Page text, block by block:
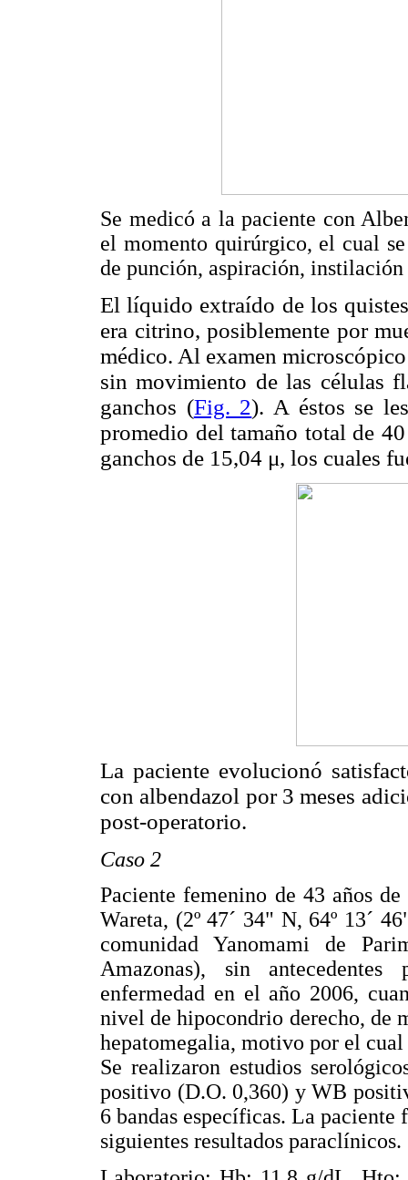
Se medicó a la paciente con
el momento quirúrgico, el cual
de punción, aspiración,
El líquido extraído de los
era citrino, posiblemente por
médico. Al examen
sin movimiento de las células
ganchos (Fig. 2). A éstos se
promedio del tamaño total de
ganchos de 15,04 μ, los cuales
La paciente evolucionó
con albendazol por 3meses
post-operatorio.
Caso 2
Paciente femenino de 43 años
Wareta, (2º 47´ 34" N, 64º 13´
comunidad Yanomami de
Amazonas), sin
enfermedad en el año 2006,
nivel de hipocondrio derecho, de
hepatomegalia, motivo por el
Se realizaron estudios
positivo (D.O. 0,360) y WB
6 bandas específicas. La
siguientes resultados paraclínicos.